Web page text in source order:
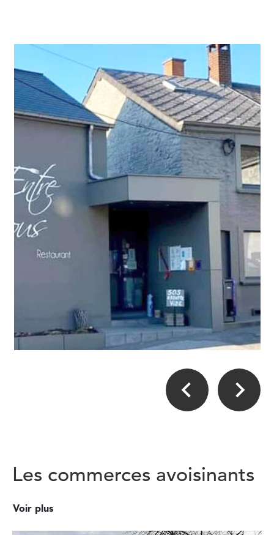
Les commerces avoisinants
Voir plus